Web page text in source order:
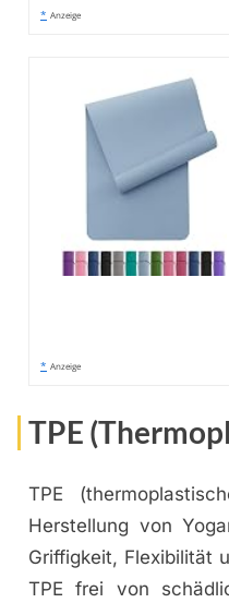
* Anzeige
* Anzeige
TPE
TPE
Herstellung von
Griffigkeit, Flexibilität
TPE frei von